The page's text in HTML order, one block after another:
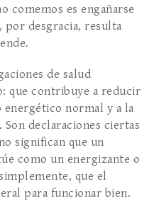
comemos es engañarse
por desgracia, resulta
de salud
que contribuye a reducir
energético normal y a la
declaraciones ciertas
significan que un
como un energizante o
que el
para funcionar bien.